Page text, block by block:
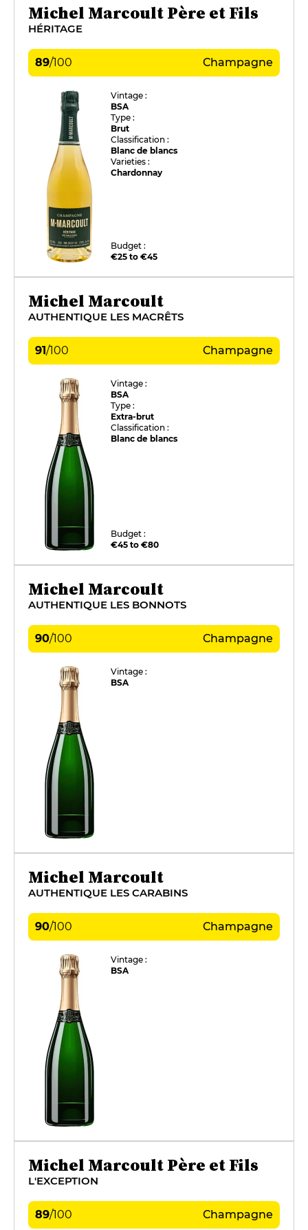
Michel Marcoult Père et Fils
HÉRITAGE
89/100 Champagne
Vintage :
BSA
Type :
Brut
Classification :
Blanc de blancs
Varieties :
Chardonnay
Budget :
€25 to €45
Michel Marcoult
AUTHENTIQUE LES MACRÊTS
91/100 Champagne
Vintage :
BSA
Type :
Extra-brut
Classification :
Blanc de blancs
Budget :
€45 to €80
Michel Marcoult
AUTHENTIQUE LES BONNOTS
90/100 Champagne
Vintage :
BSA
Michel Marcoult
AUTHENTIQUE LES CARABINS
90/100 Champagne
Vintage :
BSA
Michel Marcoult Père et Fils
L'EXCEPTION
89/100 Champagne